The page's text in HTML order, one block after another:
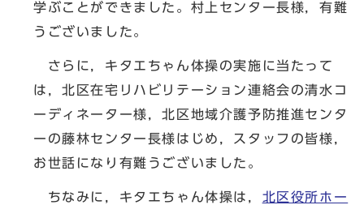
学ぶことができました。村上センター長様，有難
うございました。
さらに，キタエちゃん体操の実施に当たって
は，北区在宅リハビリテーション連絡会の清水コ
ーディネーター様，北区地域介護予防推進センタ
ーの藤林センター長様はじめ，スタッフの皆様，
お世話になり有難うございました。
ちなみに，キタエちゃん体操は， 北区役所ホー